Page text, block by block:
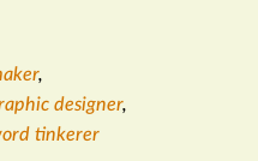
,
designer,
tinkerer